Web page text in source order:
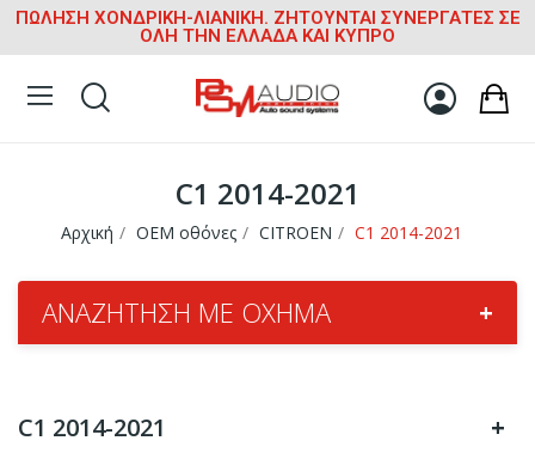
ΠΩΛΗΣΗ ΧΟΝΔΡΙΚΗ-ΛΙΑΝΙΚΗ. ΖΗΤΟΥΝΤΑΙ ΣΥΝΕΡΓΑΤΕΣ ΣΕ
ΟΛΗ ΤΗΝ ΕΛΛΑΔΑ ΚΑΙ ΚΥΠΡΟ
C1 2014-2021
Αρχική OEM οθόνες CITROEN C1 2014-2021
ΑΝΑΖΉΤΗΣΗ ΜΕ ΌΧΗΜΑ +
C1 2014-2021 +